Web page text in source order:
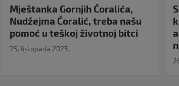
Mještanka Gornjih Ćoralića,
Nudžejma Ćoralić, treba našu
pomoć u teškoj životnoj bitci
25. listopada 2025.